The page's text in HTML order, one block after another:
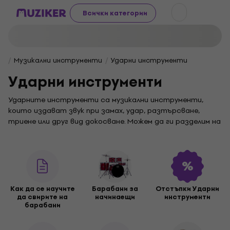
Всички категории
Музикални инструменти Ударни инструменти
Ударни инструменти
Ударните инструменти са музикални инструменти,
които издават звук при замах, удар, разтърсване,
триене или друг вид докосване. Можем да ги разделим на
тези категории поотделно и ще ви помогнем с избора.
Акустични барабани
акустичните барабаниспадат инструменти като
каса (бас барабан), том-том, флор том и малко
барабанче (snare), чинели като краш, фус (hi-hat), райд и
ефектни чинели като сплаш или чайна.
Как да се научите
да свирите на
барабани
Барабани за
начинаещи
Отстъпки Ударни
инструменти